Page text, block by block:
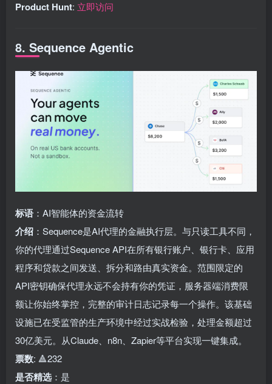
Product Hunt: 立即访问
8. Sequence Agentic
标语 ：AI智能体的资金流转
介绍 ：Sequence是AI代理的金融执行层。与只读工具不同，
你的代理通过Sequence API在所有银行账户、银行卡、应用
程序和贷款之间发送、拆分和路由真实资金。范围限定的
API密钥确保代理永远不会持有你的凭证，服务器端消费限
额让你始终掌控，完整的审计日志记录每一个操作。该基础
设施已在受监管的生产环境中经过实战检验，处理金额超过
30亿美元。从Claude、n8n、Zapier等平台实现一键集成。
票数: 🔺232
是否精选 ：是